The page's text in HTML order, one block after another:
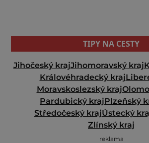
TIPY NA CESTY
Jihočeský krajJihomoravský kraj
Královéhradecký kraj
Moravskoslezský kraj
Pardubický krajPlzeňský
Středočeský krajÚstecký
Zlínský kraj
reklama